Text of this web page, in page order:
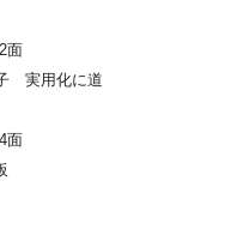
面
実用化に道
面